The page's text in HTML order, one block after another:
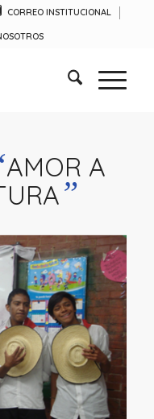
CORREO INSTITUCIONAL
AMOR A
”